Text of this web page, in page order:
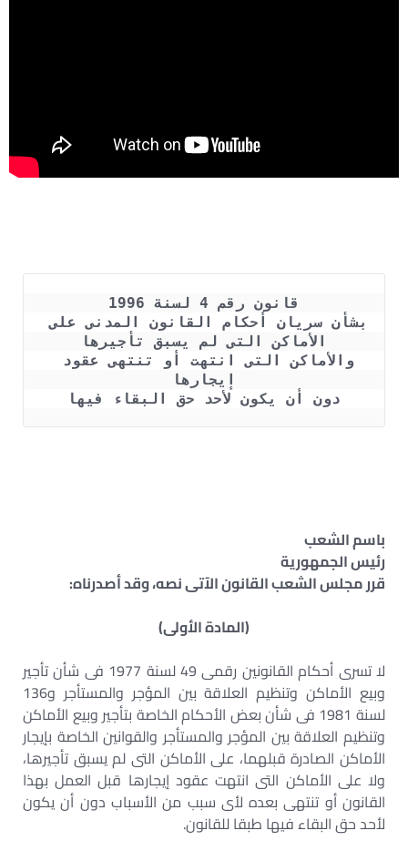
قانون رقم 4 لسنة 1996
بشأن سريان أحكام القانون المدنى على
الأماكن التى لم يسبق تأجيرها
إيجارها
دون أن يكون لأحد حق البقاء فيها
باسم الشعب
رئيس الجمهورية
قرر مجلس الشعب القانون الآتى نصه، وقد أصدرناه:
(المادة الأولى)
لا تسرى أحكام القانونين رقمى 49 لسنة 1977 فى شأن تأجير
وبيع الأماكن وتنظيم العلاقة بين المؤجر والمستأجر و136
لسنة 1981 فى شأن بعض الأحكام الخاصة بتأجير وبيع الأماكن
وتنظيم العلاقة بين المؤجر والمستأجر والقوانين الخاصة بإيجار
الأماكن الصادرة قبلهما، على الأماكن التى لم يسبق تأجيرها،
ولا على الأماكن التى انتهت عقود إيجارها قبل العمل بهذا
القانون أو تنتهى بعده لأى سبب من الأسباب دون أن يكون
لأحد حق البقاء فيها طبقا للقانون.